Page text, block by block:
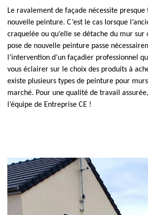
Le ravalement de façade nécessite
nouvelle peinture. C’est le cas lorsque
craquelée ou qu’elle se détache du mur sur
pose de nouvelle peinture passe
l’intervention d’un façadier professionnel
vous éclairer sur le choix des produits à
existe plusieurs types de peinture pour
marché. Pour une qualité de travail
l’équipe de Entreprise CE !